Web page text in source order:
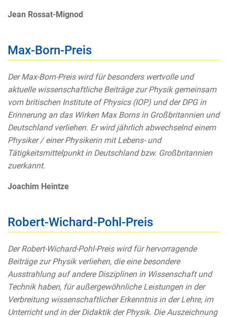
Jean Rossat-Mignod
Max-Born-Preis
Der Max-Born-Preis wird für besonders wertvolle und
aktuelle wissenschaftliche Beiträge zur Physik gemeinsam
vom britischen Institute of Physics (IOP) und der DPG in
Erinnerung an das Wirken Max Borns in Großbritannien und
Deutschland verliehen. Er wird jährlich abwechselnd einem
Physiker / einer Physikerin mit Lebens- und
Tätigkeitsmittelpunkt in Deutschland bzw. Großbritannien
zuerkannt.
Joachim Heintze
Robert-Wichard-Pohl-Preis
Der Robert-Wichard-Pohl-Preis wird für hervorragende
Beiträge zur Physik verliehen, die eine besondere
Ausstrahlung auf andere Disziplinen in Wissenschaft und
Technik haben, für außergewöhnliche Leistungen in der
Verbreitung wissenschaftlicher Erkenntnis in der Lehre, im
Unterricht und in der Didaktik der Physik. Die Auszeichnung